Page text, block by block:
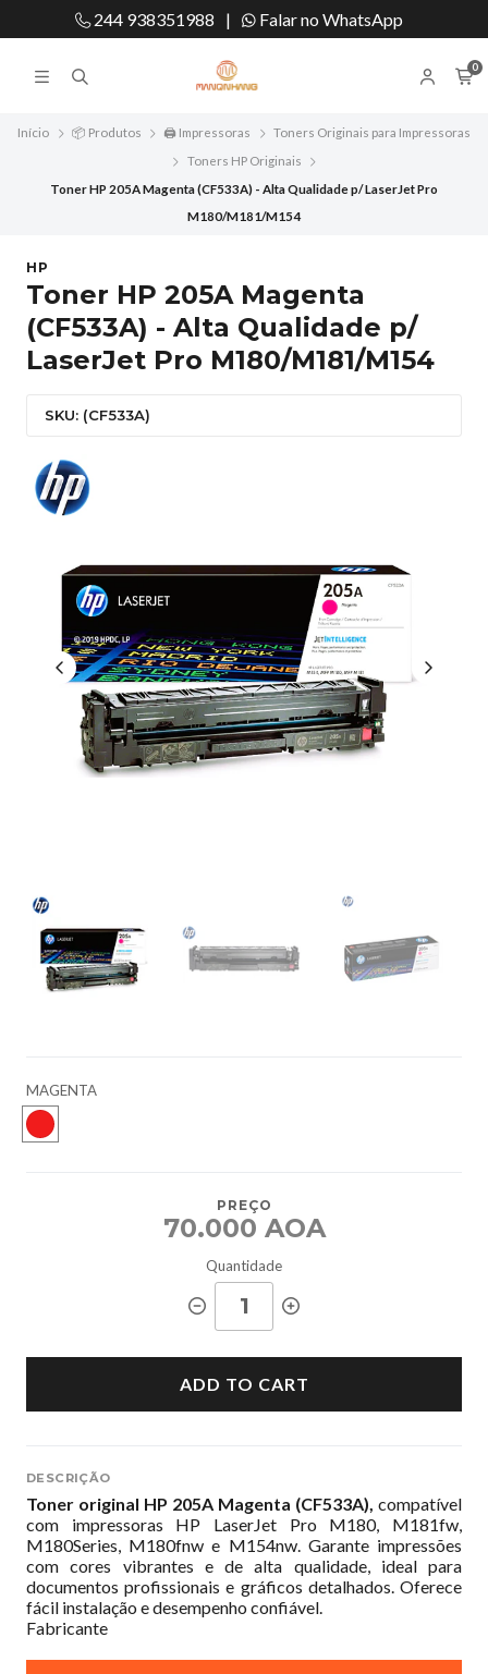
244 938351988 | Falar no WhatsApp
0
Início 📦 Produtos 🖨️ Impressoras
Toners Originais para Impressoras
Toners HP Originais
Toner HP 205A Magenta (CF533A) - Alta Qualidade p/ LaserJet Pro
M180/M181/M154
HP
Toner HP 205A Magenta
(CF533A) - Alta Qualidade p/
LaserJet Pro M180/M181/M154
SKU: (CF533A)
MAGENTA
PREÇO
70.000 AOA
Quantidade
ADD TO CART
DESCRIÇÃO
Toner original HP 205A Magenta (CF533A), compatível
com impressoras HP LaserJet Pro M180, M181fw,
M180Series, M180fnw e M154nw. Garante impressões
com cores vibrantes e de alta qualidade, ideal para
documentos profissionais e gráficos detalhados. Oferece
fácil instalação e desempenho confiável.
Fabricante